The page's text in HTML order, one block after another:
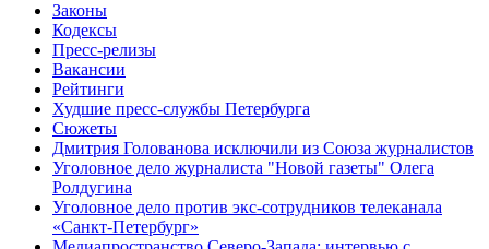
Законы
Кодексы
Пресс-релизы
Вакансии
Рейтинги
Худшие пресс-службы Петербурга
Сюжеты
Дмитрия Голованова исключили из Союза журналистов
Уголовное дело журналиста "Новой газеты" Олега
Ролдугина
Уголовное дело против экс-сотрудников телеканала
«Санкт-Петербург»